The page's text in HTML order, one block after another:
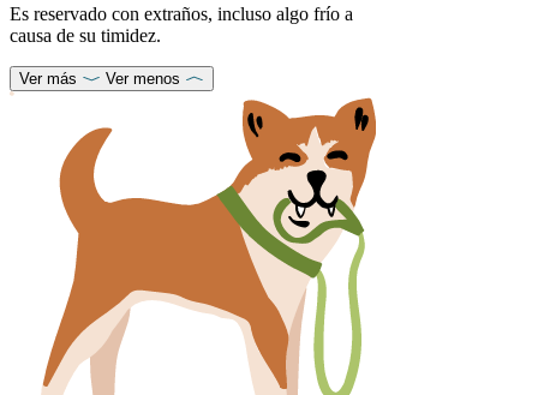
Es reservado con extraños, incluso algo frío a
causa de su timidez.
Ver más Ver menos